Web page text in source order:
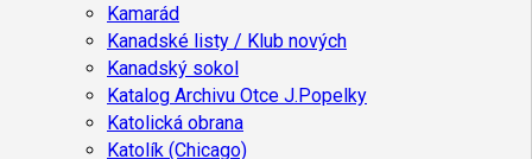
Kamarád
Kanadské listy / Klub nových
Kanadský sokol
Katalog Archivu Otce J.Popelky
Katolická obrana
Katolík (Chicago)